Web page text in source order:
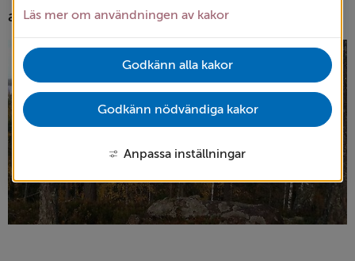
Läs mer om användningen av kakor
Godkänn alla kakor
Godkänn nödvändiga kakor
Anpassa inställningar
av den senaste inlandsisen.